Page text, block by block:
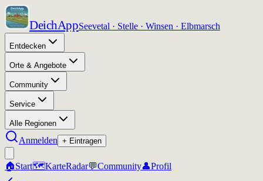
DeichAppSeevetal · Stelle · Winsen · Elbmarsch
Entdecken
Orte & Angebote
Community
Service
Alle Regionen
Anmelden + Eintragen
🏠Start🗺️KarteRadar💬Community👤Profil